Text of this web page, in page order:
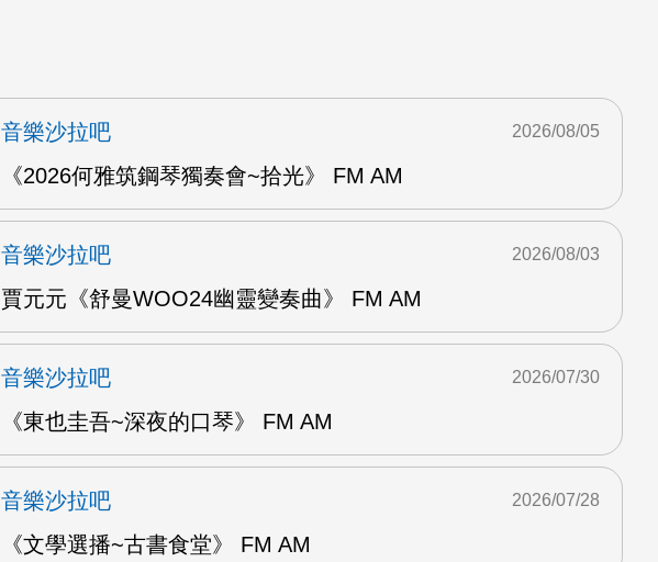
音樂沙拉吧
《2026何雅筑鋼琴獨奏會~拾光》 FM AM
2026/08/05
音樂沙拉吧
賈元元《舒曼WOO24幽靈變奏曲》 FM AM
2026/08/03
音樂沙拉吧
《東也圭吾~深夜的口琴》 FM AM
2026/07/30
音樂沙拉吧
《文學選播~古書食堂》 FM AM
2026/07/28